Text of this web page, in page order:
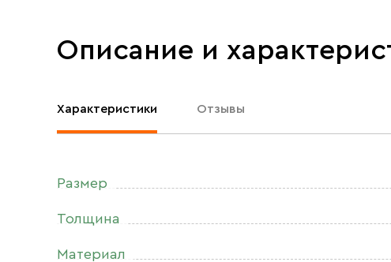
Описание и
Характеристики Отзывы
Размер
Толщина
Материал